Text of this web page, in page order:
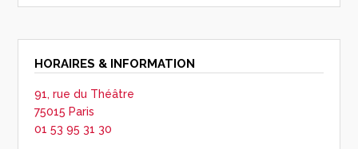
HORAIRES & INFORMATION
91, rue du Théâtre
75015 Paris
01 53 95 31 30